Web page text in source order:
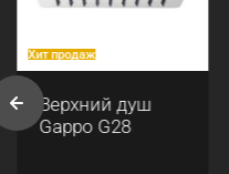
Хит продаж
Верхний душ
Gappo G28